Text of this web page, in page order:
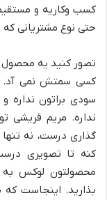
کسب وکاریه و
حتی نوع مشتریانی
تصور کنید یه محصول
کسی سمتش نمی آد.
سودی براتون
نداره. مریم
گذاری درست، نه
کنه تا تصویری
محصولتون لوکس به
بذارید. اینجاست که